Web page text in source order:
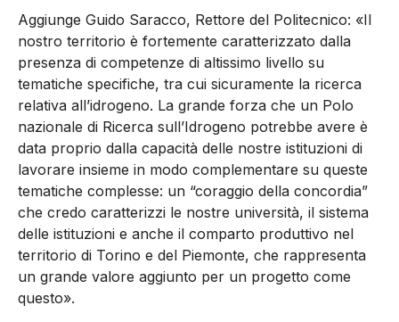
Aggiunge Guido Saracco, Rettore del Politecnico: «Il
nostro territorio è fortemente caratterizzato dalla
presenza di competenze di altissimo livello su
tematiche specifiche, tra cui sicuramente la ricerca
relativa all’idrogeno. La grande forza che un Polo
nazionale di Ricerca sull’Idrogeno potrebbe avere è
data proprio dalla capacità delle nostre istituzioni di
lavorare insieme in modo complementare su queste
tematiche complesse: un “coraggio della concordia”
che credo caratterizzi le nostre università, il sistema
delle istituzioni e anche il comparto produttivo nel
territorio di Torino e del Piemonte, che rappresenta
un grande valore aggiunto per un progetto come
questo».